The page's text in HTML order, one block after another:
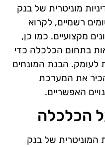
מוניטרית של בנק
רשמיים, לקרוא
מקצועיים. כמו כן,
בתחום הכלכלה כדי
לעומק. הבנת המונחים
את המערכת
האפשריים.
הכלכלה
המוניטרית של בנק